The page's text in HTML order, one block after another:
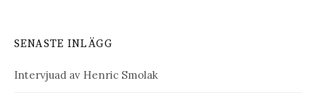
SENASTE INLÄGG
Intervjuad av Henric Smolak